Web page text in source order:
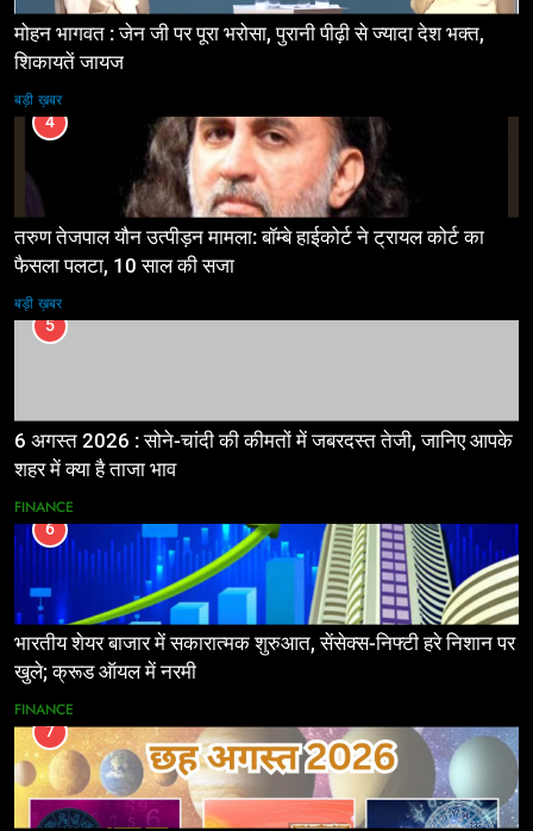
मोहन भागवत : जेन जी पर पूरा भरोसा, पुरानी पीढ़ी से ज्यादा देश भक्त,
शिकायतें जायज
बड़ी ख़बर
4
तरुण तेजपाल यौन उत्पीड़न मामला: बॉम्बे हाईकोर्ट ने ट्रायल कोर्ट का
फैसला पलटा, 10 साल की सजा
बड़ी ख़बर
5
6 अगस्त 2026 : सोने-चांदी की कीमतों में जबरदस्त तेजी, जानिए आपके
शहर में क्या है ताजा भाव
FINANCE
6
भारतीय शेयर बाजार में सकारात्मक शुरुआत, सेंसेक्स-निफ्टी हरे निशान पर
खुले; क्रूड ऑयल में नरमी
FINANCE
7